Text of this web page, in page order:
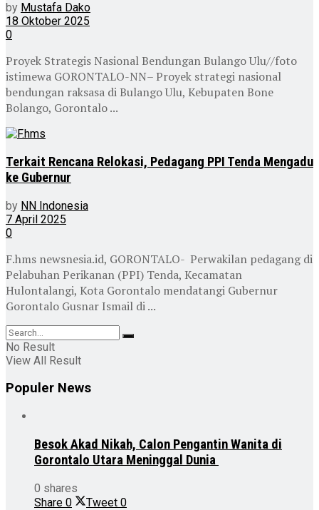
by Mustafa Dako
18 Oktober 2025
0
Proyek Strategis Nasional Bendungan Bulango Ulu//foto
istimewa GORONTALO-NN– Proyek strategi nasional
bendungan raksasa di Bulango Ulu, Kebupaten Bone
Bolango, Gorontalo ...
Terkait Rencana Relokasi, Pedagang PPI Tenda Mengadu
ke Gubernur
by NN Indonesia
7 April 2025
0
F.hms newsnesia.id, GORONTALO- Perwakilan pedagang di
Pelabuhan Perikanan (PPI) Tenda, Kecamatan
Hulontalangi, Kota Gorontalo mendatangi Gubernur
Gorontalo Gusnar Ismail di ...
No Result
View All Result
Populer News
Besok Akad Nikah, Calon Pengantin Wanita di
Gorontalo Utara Meninggal Dunia
0 shares
Share 0 Tweet 0